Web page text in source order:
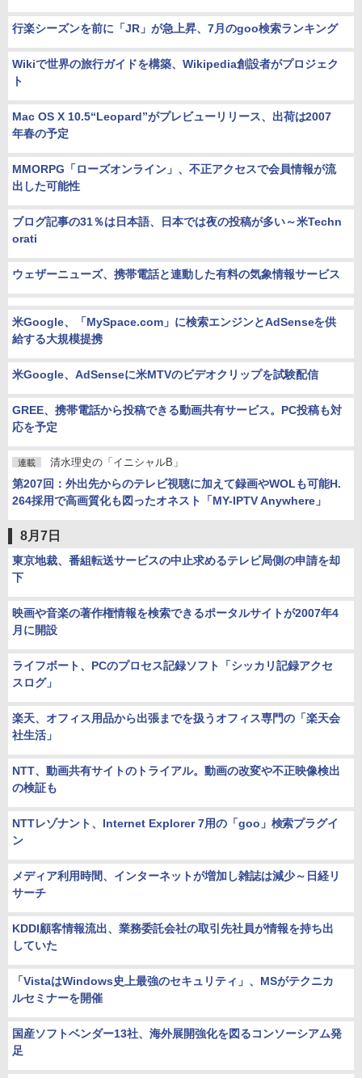
行楽シーズンを前に「JR」が急上昇、7月のgoo検索ランキング
Wikiで世界の旅行ガイドを構築、Wikipedia創設者がプロジェク
ト
Mac OS X 10.5“Leopard”がプレビューリリース、出荷は2007
年春の予定
MMORPG「ローズオンライン」、不正アクセスで会員情報が流
出した可能性
ブログ記事の31％は日本語、日本では夜の投稿が多い～米Techn
orati
ウェザーニューズ、携帯電話と連動した有料の気象情報サービス
米Google、「MySpace.com」に検索エンジンとAdSenseを供
給する大規模提携
米Google、AdSenseに米MTVのビデオクリップを試験配信
GREE、携帯電話から投稿できる動画共有サービス。PC投稿も対
応を予定
連載 清水理史の「イニシャルB」
第207回：外出先からのテレビ視聴に加えて録画やWOLも可能H.
264採用で高画質化も図ったオネスト「MY-IPTV Anywhere」
8月7日
東京地裁、番組転送サービスの中止求めるテレビ局側の申請を却
下
映画や音楽の著作権情報を検索できるポータルサイトが2007年4
月に開設
ライフボート、PCのプロセス記録ソフト「シッカリ記録アクセ
スログ」
楽天、オフィス用品から出張までを扱うオフィス専門の「楽天会
社生活」
NTT、動画共有サイトのトライアル。動画の改変や不正映像検出
の検証も
NTTレゾナント、Internet Explorer 7用の「goo」検索プラグイ
ン
メディア利用時間、インターネットが増加し雑誌は減少～日経リ
サーチ
KDDI顧客情報流出、業務委託会社の取引先社員が情報を持ち出
していた
「VistaはWindows史上最強のセキュリティ」、MSがテクニカ
ルセミナーを開催
国産ソフトベンダー13社、海外展開強化を図るコンソーシアム発
足